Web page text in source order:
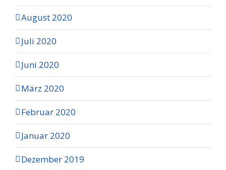
August 2020
Juli 2020
Juni 2020
März 2020
Februar 2020
Januar 2020
Dezember 2019